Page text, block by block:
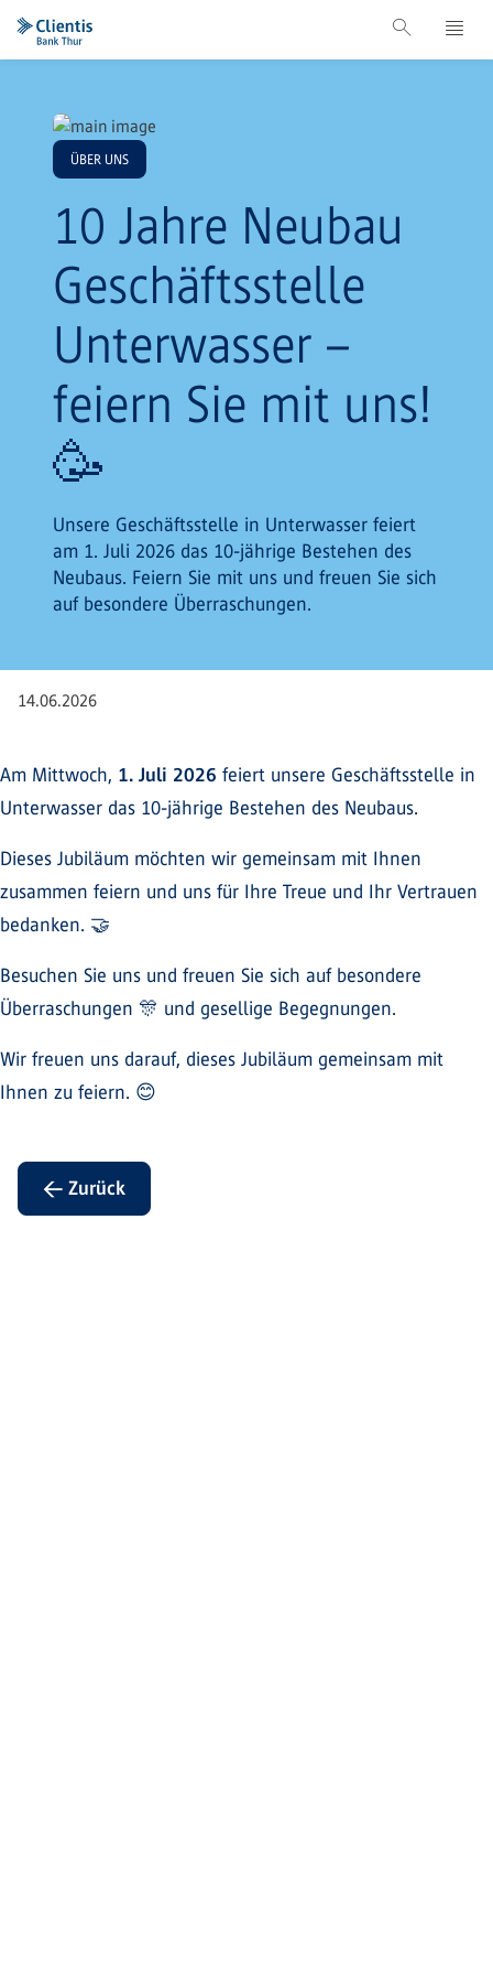
ÜBER UNS
10 Jahre Neubau
Geschäftsstelle
Unterwasser –
feiern Sie mit uns!
🥳
Unsere Geschäftsstelle in Unterwasser feiert
am 1. Juli 2026 das 10-jährige Bestehen des
Neubaus. Feiern Sie mit uns und freuen Sie sich
auf besondere Überraschungen.
14.06.2026
Am Mittwoch, 1. Juli 2026 feiert unsere Geschäftsstelle in
Unterwasser das 10-jährige Bestehen des Neubaus.
Dieses Jubiläum möchten wir gemeinsam mit Ihnen
zusammen feiern und uns für Ihre Treue und Ihr Vertrauen
bedanken. 🤝
Besuchen Sie uns und freuen Sie sich auf besondere
Überraschungen 🎊 und gesellige Begegnungen.
Wir freuen uns darauf, dieses Jubiläum gemeinsam mit
Ihnen zu feiern. 😊
← Zurück